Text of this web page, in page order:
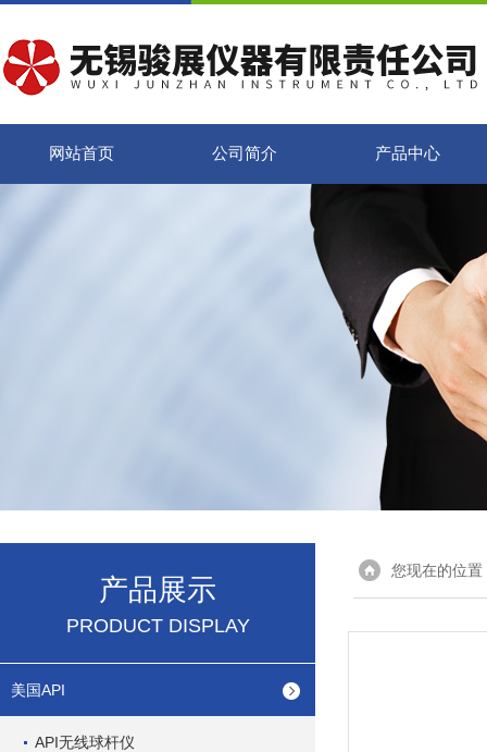
网站首页 公司简介 产品中心
产品展示
PRODUCT DISPLAY
美国API
API无线球杆仪
您现在的位置